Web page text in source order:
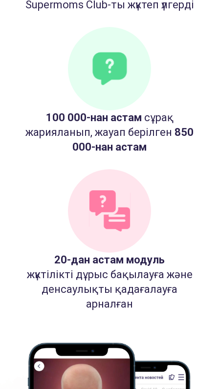
Supermoms Club-ты жүктеп үлгерді
100 000-нан астам сұрақ
жарияланып, жауап берілген 850
000-нан астам
20-дан астам модуль
жүктілікті дұрыс бақылауға және
денсаулықты қадағалауға
арналған